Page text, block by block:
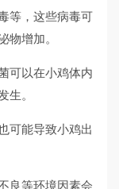
等，这些病毒可
物增加。
可以在小鸡体内
。
可能导致小鸡出
良等环境因素会